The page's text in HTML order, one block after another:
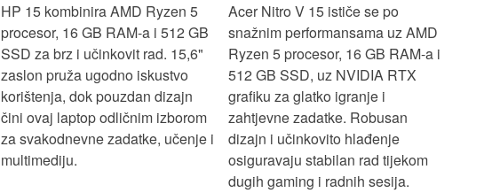
HP 15 kombinira AMD Ryzen 5
procesor, 16 GB RAM-a i 512 GB
SSD za brz i učinkovit rad. 15,6"
zaslon pruža ugodno iskustvo
korištenja, dok pouzdan dizajn
čini ovaj laptop odličnim izborom
za svakodnevne zadatke, učenje i
multimediju.
Acer Nitro V 15 ističe se po
snažnim performansama uz AMD
Ryzen 5 procesor, 16 GB RAM-a i
512 GB SSD, uz NVIDIA RTX
grafiku za glatko igranje i
zahtjevne zadatke. Robusan
dizajn i učinkovito hlađenje
osiguravaju stabilan rad tijekom
dugih gaming i radnih sesija.